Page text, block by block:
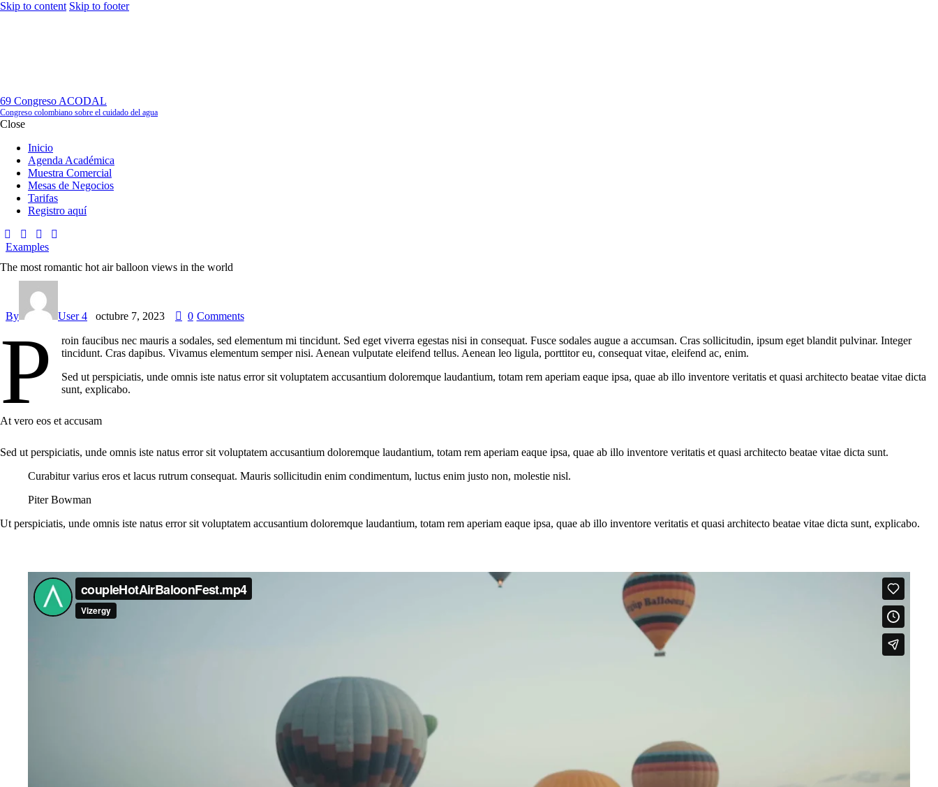
Skip to content Skip to footer
69 Congreso ACODAL
Congreso colombiano sobre el cuidado del agua
Close
Inicio
Agenda Académica
Muestra Comercial
Mesas de Negocios
Tarifas
Registro aquí
Examples
The most romantic hot air balloon views in the world
By User 4 octubre 7, 2023 0 Comments
P
roin faucibus nec mauris a sodales, sed elementum mi tincidunt. Sed eget viverra egestas nisi in consequat. Fusce sodales augue a accumsan. Cras sollicitudin, ipsum eget blandit pulvinar. Integer
tincidunt. Cras dapibus. Vivamus elementum semper nisi. Aenean vulputate eleifend tellus. Aenean leo ligula, porttitor eu, consequat vitae, eleifend ac, enim.
Sed ut perspiciatis, unde omnis iste natus error sit voluptatem accusantium doloremque laudantium, totam rem aperiam eaque ipsa, quae ab illo inventore veritatis et quasi architecto beatae vitae dicta
sunt, explicabo.
At vero eos et accusam
Sed ut perspiciatis, unde omnis iste natus error sit voluptatem accusantium doloremque laudantium, totam rem aperiam eaque ipsa, quae ab illo inventore veritatis et quasi architecto beatae vitae dicta sunt.
Curabitur varius eros et lacus rutrum consequat. Mauris sollicitudin enim condimentum, luctus enim justo non, molestie nisl.
Piter Bowman
Ut perspiciatis, unde omnis iste natus error sit voluptatem accusantium doloremque laudantium, totam rem aperiam eaque ipsa, quae ab illo inventore veritatis et quasi architecto beatae vitae dicta sunt, explicabo.